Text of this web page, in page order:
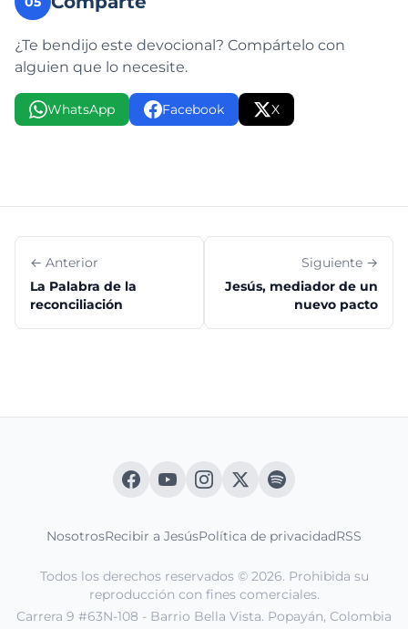
¿Te bendijo este devocional? Compártelo con
alguien que lo necesite.
WhatsApp Facebook X
← Anterior
La Palabra de la
reconciliación
Siguiente →
Jesús, mediador de un
nuevo pacto
NosotrosRecibir a JesúsPolítica de privacidadRSS
Todos los derechos reservados © 2026. Prohibida su
reproducción con fines comerciales.
Carrera 9 #63N-108 - Barrio Bella Vista. Popayán, Colombia